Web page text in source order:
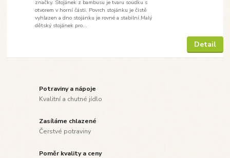
značky. Stojánek z bambusu je tvaru soudku s
otvorem v horní části. Povrch stojánku je čistě
vyhlazen a dno stojánku je rovné a stabilní.Malý
dětský stojánek pro...
Detail
Potraviny a nápoje
Kvalitní a chutné jídlo
Zasíláme chlazené
Čerstvé potraviny
Poměr kvality a ceny